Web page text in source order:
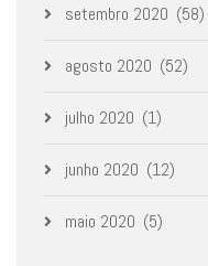
setembro 2020 (58)
agosto 2020 (52)
julho 2020 (1)
junho 2020 (12)
maio 2020 (5)